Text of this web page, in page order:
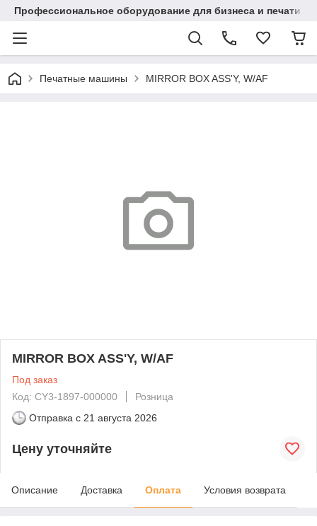
Профессиональное оборудование для бизнеса и печати в
Печатные машины MIRROR BOX ASS'Y, W/AF
MIRROR BOX ASS'Y, W/AF
Под заказ
Код: CY3-1897-000000
Розница
Отправка с 21 августа 2026
Цену уточняйте
Описание Доставка Оплата Условия возврата